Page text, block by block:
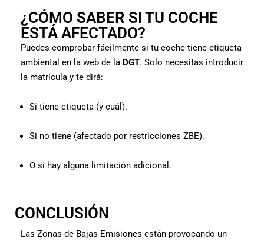
¿CÓMO SABER SI TU COCHE
ESTÁ AFECTADO?
Puedes comprobar fácilmente si tu coche tiene etiqueta
ambiental en la web de la DGT. Solo necesitas introducir
la matrícula y te dirá:
Si tiene etiqueta (y cuál).
Si no tiene (afectado por restricciones ZBE).
O si hay alguna limitación adicional.
CONCLUSIÓN
Las Zonas de Bajas Emisiones están provocando un